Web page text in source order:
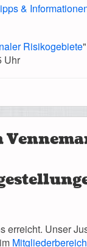
&
Risikogebiete
Uhr
erreicht. Unser
Mitgliederbereich